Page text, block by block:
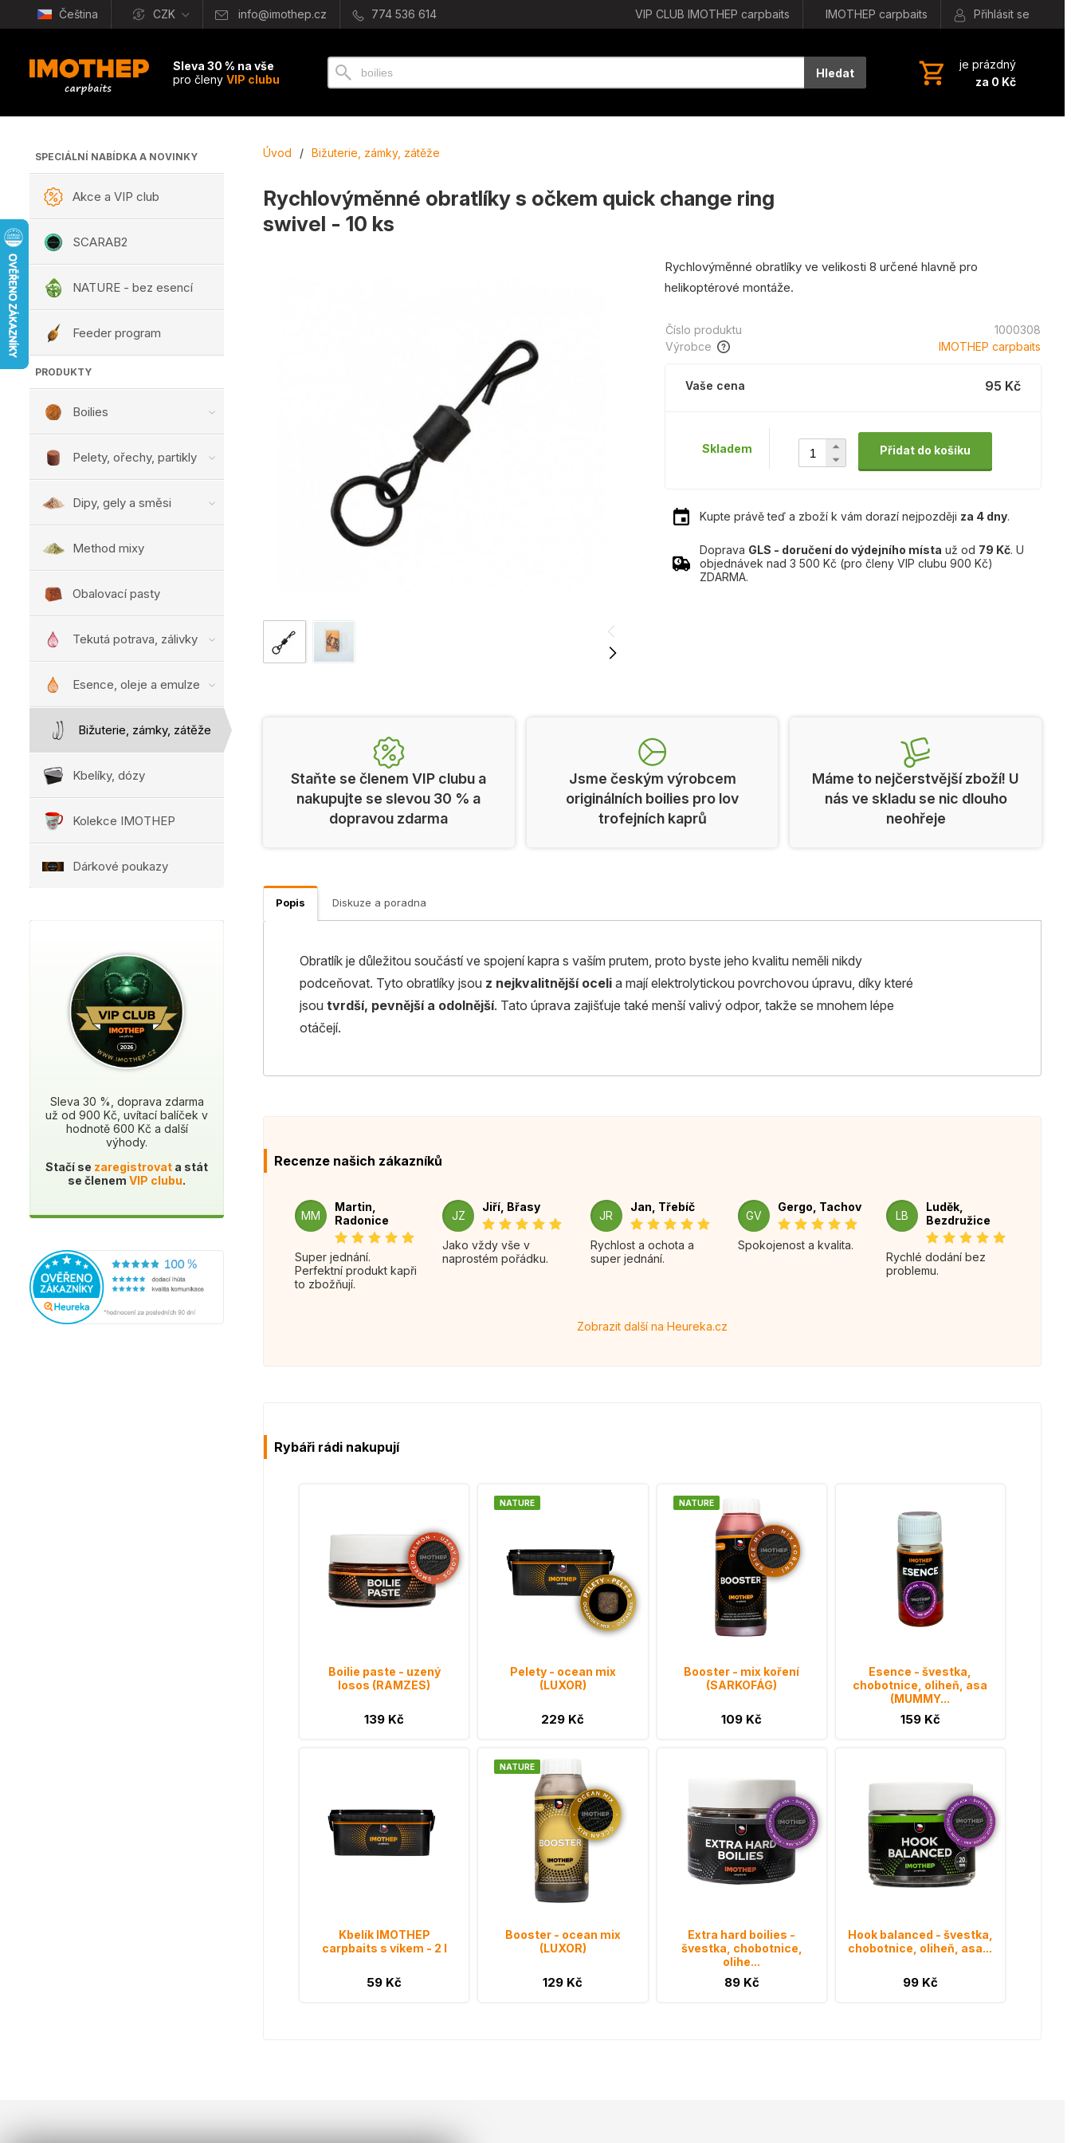
Čeština CZK info@imothep.cz 774 536 614 VIP CLUB IMOTHEP carpbaits IMOTHEP carpbaits Přihlásit se
Sleva 30 % na vše
pro členy VIP clubu Hledat
je prázdný
za 0 Kč
SPECIÁLNÍ NABÍDKA A NOVINKY
Akce a VIP club
SCARAB2
NATURE - bez esencí
Feeder program
PRODUKTY
Boilies
Pelety, ořechy, partikly
Dipy, gely a směsi
Method mixy
Obalovací pasty
Tekutá potrava, zálivky
Esence, oleje a emulze
Bižuterie, zámky, zátěže
Kbelíky, dózy
Kolekce IMOTHEP
Dárkové poukazy
Sleva 30 %, doprava zdarma
už od 900 Kč, uvítací balíček v
hodnotě 600 Kč a další
výhody.
Stačí se zaregistrovat a stát
se členem VIP clubu.
Úvod / Bižuterie, zámky, zátěže
Rychlovýměnné obratlíky s očkem quick change ring
swivel - 10 ks
Rychlovýměnné obratlíky ve velikosti 8 určené hlavně pro
helikoptérové montáže.
Číslo produktu
1000308
Výrobce
IMOTHEP carpbaits
95 Kč
Vaše cena
Skladem Přidat do košíku
Kupte právě teď a zboží k vám dorazí nejpozději za 4 dny.
Doprava GLS - doručení do výdejního místa už od 79 Kč. U
objednávek nad 3 500 Kč (pro členy VIP clubu 900 Kč)
ZDARMA.
Staňte se členem VIP clubu a
nakupujte se slevou 30 % a
dopravou zdarma
Jsme českým výrobcem
originálních boilies pro lov
trofejních kaprů
Máme to nejčerstvější zboží! U
nás ve skladu se nic dlouho
neohřeje
Popis Diskuze a poradna
Obratlík je důležitou součástí ve spojení kapra s vaším prutem, proto byste jeho kvalitu neměli nikdy
podceňovat. Tyto obratlíky jsou z nejkvalitnější oceli a mají elektrolytickou povrchovou úpravu, díky které
jsou tvrdší, pevnější a odolnější. Tato úprava zajišťuje také menší valivý odpor, takže se mnohem lépe
otáčejí.
Recenze našich zákazníků
MM
Martin,
Radonice
Super jednání.
Perfektní produkt kapři
to zbožňují.
JZ
Jiří, Břasy
Jako vždy vše v
naprostém pořádku.
JR
Jan, Třebíč
Rychlost a ochota a
super jednání.
GV
Gergo, Tachov
Spokojenost a kvalita.
LB
Luděk,
Bezdružice
Rychlé dodání bez
problemu.
Zobrazit další na Heureka.cz
Rybáři rádi nakupují
Boilie paste - uzený
losos (RAMZES)
139 Kč
NATURE
Pelety - ocean mix
(LUXOR)
229 Kč
NATURE
Booster - mix koření
(SARKOFÁG)
109 Kč
Esence - švestka,
chobotnice, oliheň, asa
(MUMMY...
159 Kč
Kbelík IMOTHEP
carpbaits s víkem - 2 l
59 Kč
NATURE
Booster - ocean mix
(LUXOR)
129 Kč
Extra hard boilies -
švestka, chobotnice,
olihe...
89 Kč
Hook balanced - švestka,
chobotnice, oliheň, asa...
99 Kč